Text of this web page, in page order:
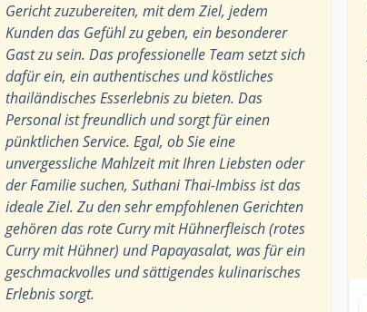
Gericht zuzubereiten, mit dem Ziel, jedem
Kunden das Gefühl zu geben, ein besonderer
Gast zu sein. Das professionelle Team setzt sich
dafür ein, ein authentisches und köstliches
thailändisches Esserlebnis zu bieten. Das
Personal ist freundlich und sorgt für einen
pünktlichen Service. Egal, ob Sie eine
unvergessliche Mahlzeit mit Ihren Liebsten oder
der Familie suchen, Suthani Thai-Imbiss ist das
ideale Ziel. Zu den sehr empfohlenen Gerichten
gehören das rote Curry mit Hühnerfleisch (rotes
Curry mit Hühner) und Papayasalat, was für ein
geschmackvolles und sättigendes kulinarisches
Erlebnis sorgt.